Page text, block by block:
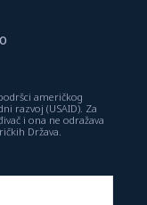
američkog
razvoj (USAID). Za
i ona ne odražava
Država.